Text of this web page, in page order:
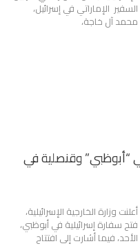
السفير الإماراتي في إسرائيل،
محمد آل خاجة،
“أبوظبي” وقنصلية في
أعلنت وزارة الخارجية الإسرائيلية،
فتح سفارة إسرائيلية في أبوظبي،
الأحد، فيما أشارت إلى افتتاح